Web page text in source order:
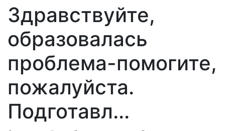
Здравствуйте,
образовалась
проблема-помогите,
пожалуйста.
Подготавл...